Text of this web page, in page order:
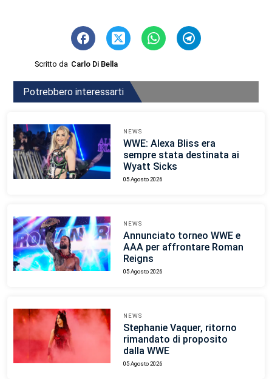
Scritto da Carlo Di Bella
Potrebbero interessarti
NEWS
WWE: Alexa Bliss era
sempre stata destinata ai
Wyatt Sicks
05 Agosto 2026
NEWS
Annunciato torneo WWE e
AAA per affrontare Roman
Reigns
05 Agosto 2026
NEWS
Stephanie Vaquer, ritorno
rimandato di proposito
dalla WWE
05 Agosto 2026